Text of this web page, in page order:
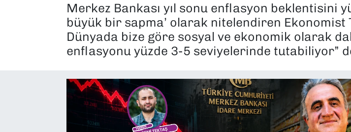
Merkez Bankası yıl sonu enflasyon beklentisini
büyük bir sapma’ olarak nitelendiren Ekonomist
Dünyada bize göre sosyal ve ekonomik olarak
enflasyonu yüzde 3-5 seviyelerinde tutabiliyor”
KÜLTÜR SANAT
MAGAZİN
Son Dakika Haberleri
Haber Arşivi